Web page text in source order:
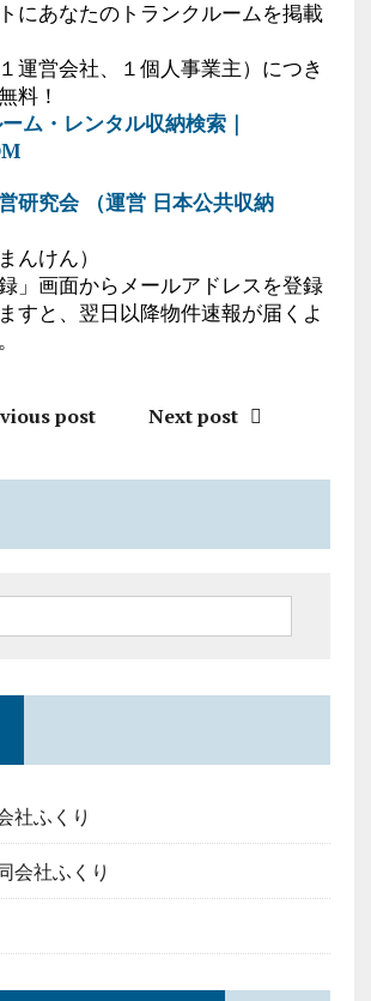
にあなたのトランクルームを掲載
運営会社、１個人事業主）につき
料！
ム・レンタル収納検索｜
研究会 （運営 日本公共収納
んけん）
」画面からメールアドレスを登録
すと、翌日以降物件速報が届くよ
post Next post
社ふくり
会社ふくり